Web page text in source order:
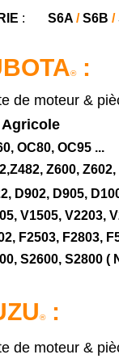
: S6A /S6B /
de moteur &
Agricole
OC80, OC95 ...
Z600, Z602,
D905,
V1505, V2203,
F2503, F2803,
S2600, S2800 (
®:
de moteur &
®: